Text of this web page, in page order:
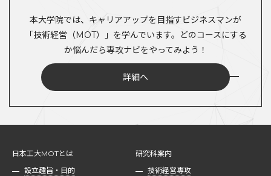
本大学院では、キャリアアップを目指すビジネスマンが
「技術経営（MOT）」を学んでいます。どのコースにする
か悩んだら専攻ナビをやってみよう！
詳細へ
日本工大MOTとは
設立趣旨・目的
研究科案内
技術経営専攻